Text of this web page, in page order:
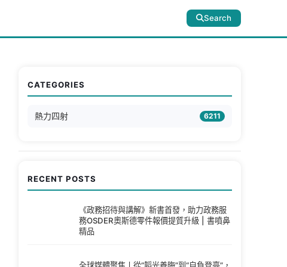
Search
CATEGORIES
熱力四射 6211
RECENT POSTS
《政務招待與講解》新書首發，助力政務服
務OSDER奧斯德零件報價提質升級 | 書噴鼻
精品